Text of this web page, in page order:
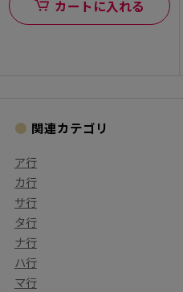
カートに入れる
関連カテゴリ
ア行
カ行
サ行
タ行
ナ行
ハ行
マ行